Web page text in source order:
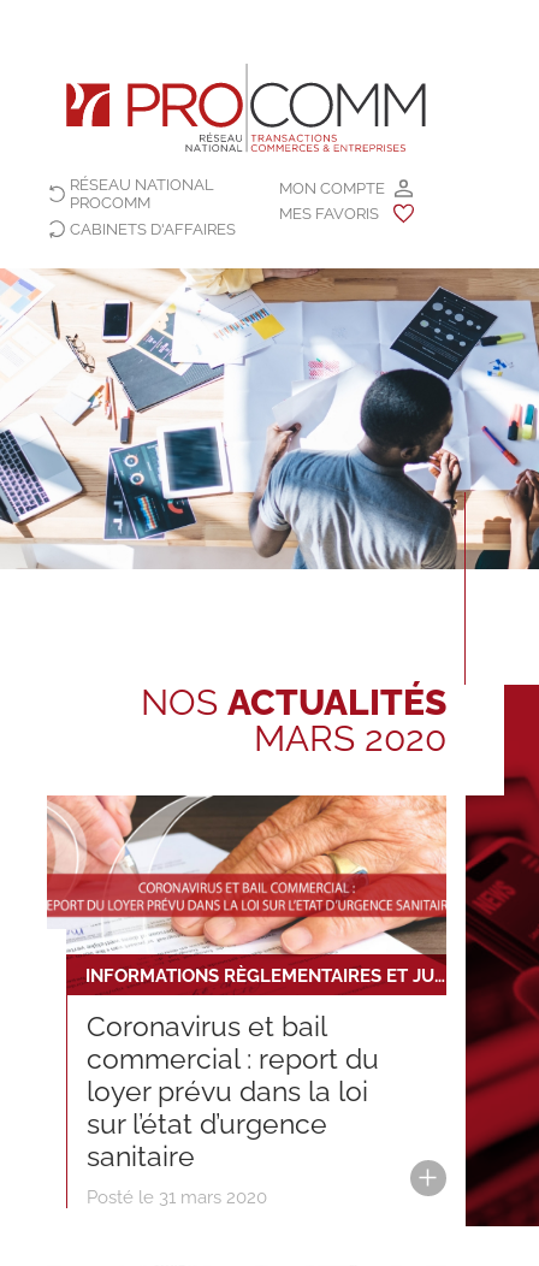
MON COMPTE
MES FAVORIS
RÉSEAU NATIONAL
PROCOMM
CABINETS D'AFFAIRES
NOS ACTUALITÉS
MARS 2020
INFORMATIONS RÈGLEMENTAIRES ET JURIDIQUES
Coronavirus et bail
commercial : report du
loyer prévu dans la loi
sur l’état d’urgence
sanitaire
Posté le 31 mars 2020